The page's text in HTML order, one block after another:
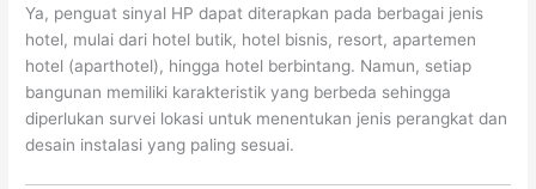
Ya, penguat sinyal HP dapat diterapkan pada berbagai jenis
hotel, mulai dari hotel butik, hotel bisnis, resort, apartemen
hotel (aparthotel), hingga hotel berbintang. Namun, setiap
bangunan memiliki karakteristik yang berbeda sehingga
diperlukan survei lokasi untuk menentukan jenis perangkat dan
desain instalasi yang paling sesuai.